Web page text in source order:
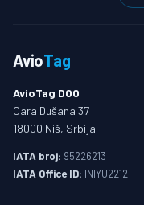
AvioTag
AvioTag DOO
Cara Dušana 37
18000 Niš, Srbija
IATA broj: 95226213
IATA Office ID: INIYU2212